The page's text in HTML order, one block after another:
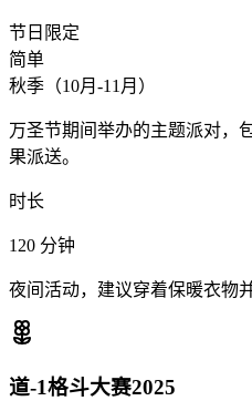
节日限定
简单
秋季（10月-11月）
万圣节期间举办的主题派对，
果派送。
时长
120 分钟
夜间活动，建议穿着保暖衣物
道-1格斗大赛2025